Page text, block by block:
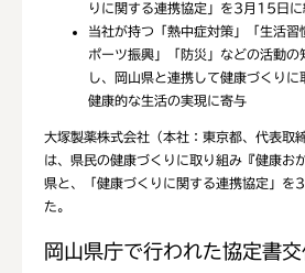
りに関する連携協定」を3月15日に
当社が持つ「熱中症対策」「生活習
ポーツ振興」「防災」などの活動の
し、岡山県と連携して健康づくり
健康的な生活の実現に寄与
大塚製薬株式会社（本社：東京都、代表取
は、県民の健康づくりに取り組み『健康お
県と、「健康づくりに関する連携協定」を
た。
岡山県庁で行われた協定書